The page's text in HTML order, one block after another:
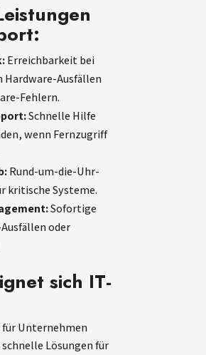
Erreichbarkeit bei
Hardware-Ausfällen
Fehlern.
Schnelle Hilfe
wenn Fernzugriff
Rund-um-die-Uhr-
kritische Systeme.
Sofortige
oder
sich IT-
Unternehmen
Lösungen für